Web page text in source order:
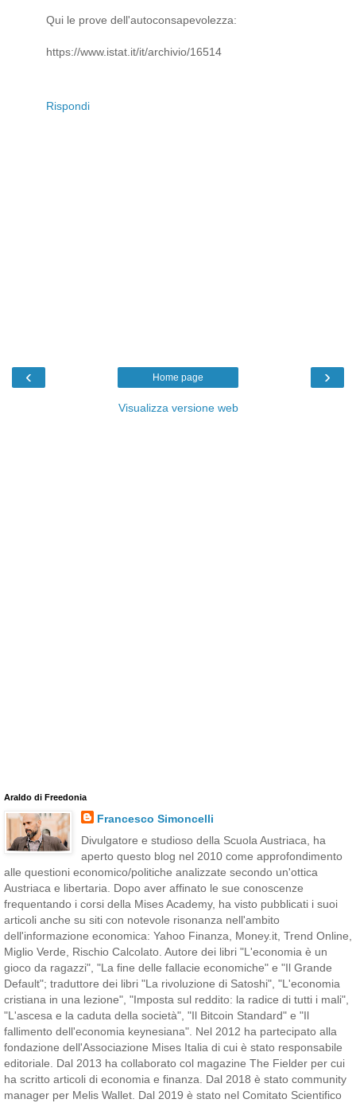
Qui le prove dell'autoconsapevolezza:
https://www.istat.it/it/archivio/16514
Rispondi
‹ ›
Home page
Visualizza versione web
Araldo di Freedonia
Francesco Simoncelli
Divulgatore e studioso della Scuola Austriaca, ha
aperto questo blog nel 2010 come approfondimento
alle questioni economico/politiche analizzate secondo un'ottica
Austriaca e libertaria. Dopo aver affinato le sue conoscenze
frequentando i corsi della Mises Academy, ha visto pubblicati i suoi
articoli anche su siti con notevole risonanza nell'ambito
dell'informazione economica: Yahoo Finanza, Money.it, Trend Online,
Miglio Verde, Rischio Calcolato. Autore dei libri "L'economia è un
gioco da ragazzi", "La fine delle fallacie economiche" e "Il Grande
Default"; traduttore dei libri "La rivoluzione di Satoshi", "L'economia
cristiana in una lezione", "Imposta sul reddito: la radice di tutti i mali",
"L'ascesa e la caduta della società", "Il Bitcoin Standard" e "Il
fallimento dell'economia keynesiana". Nel 2012 ha partecipato alla
fondazione dell'Associazione Mises Italia di cui è stato responsabile
editoriale. Dal 2013 ha collaborato col magazine The Fielder per cui
ha scritto articoli di economia e finanza. Dal 2018 è stato community
manager per Melis Wallet. Dal 2019 è stato nel Comitato Scientifico